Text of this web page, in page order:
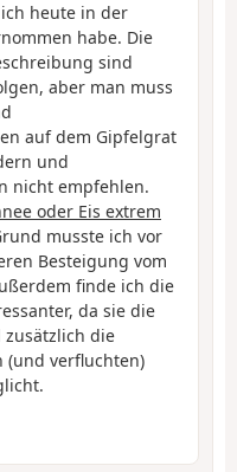
heute in der
habe. Die
sind
aber man muss
auf dem Gipfelgrat
und
nicht empfehlen.
oder Eis extrem
musste ich vor
Besteigung vom
finde ich die
da sie die
die
(und verfluchten)